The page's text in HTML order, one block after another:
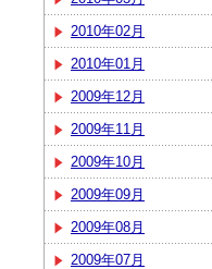
2010年02月
2010年01月
2009年12月
2009年11月
2009年10月
2009年09月
2009年08月
2009年07月